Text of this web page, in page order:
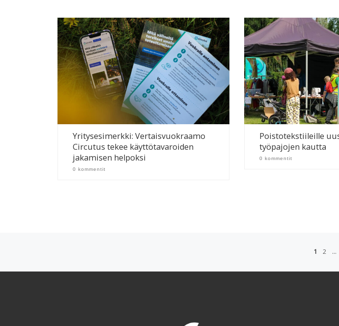
Yritysesimerkki: Vertaisvuokraamo
Circutus tekee käyttötavaroiden
jakamisen helpoksi
0 kommentit
Poistotekstiileille
työpajojen kautta
0 kommentit
1 2 …